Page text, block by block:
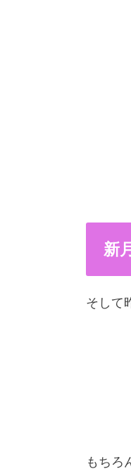
新
そして
もちろ